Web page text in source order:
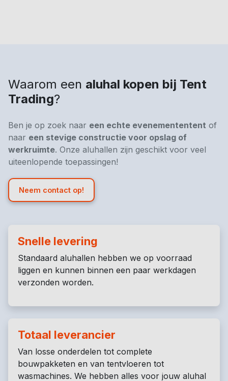
Waarom een aluhal kopen bij Tent
Trading?
Ben je op zoek naar een echte evenemententent of
naar een stevige constructie voor opslag of
werkruimte. Onze aluhallen zijn geschikt voor veel
uiteenlopende toepassingen!
Neem contact op!
Snelle levering
Standaard aluhallen hebben we op voorraad
liggen en kunnen binnen een paar werkdagen
verzonden worden.
Totaal leverancier
Van losse onderdelen tot complete
bouwpakketen en van tentvloeren tot
wasmachines. We hebben alles voor jouw aluhal